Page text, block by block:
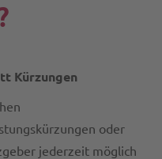
Kürzungen
oder
jederzeit möglich